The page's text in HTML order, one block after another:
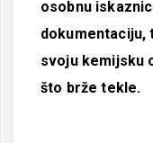
osobnu
dokumentaciju,
svoju kemijsku
što brže tekle.